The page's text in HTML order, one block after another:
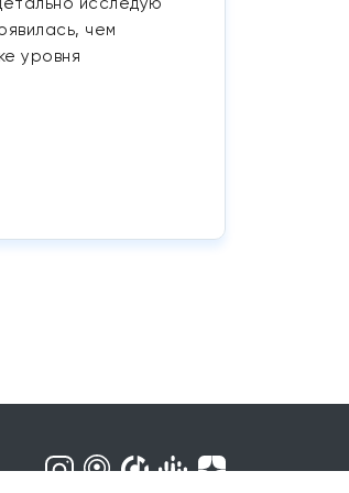
чем
уровня